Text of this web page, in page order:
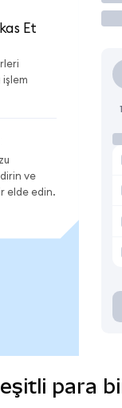
Et
işlem
ve
elde edin.
para